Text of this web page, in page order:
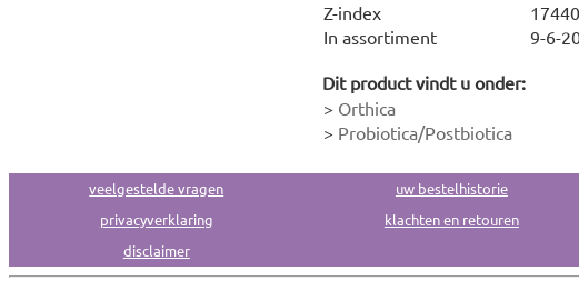
Z-index
In assortiment
9-6-
Dit product vindt u onder:
> Orthica
> Probiotica/Postbiotica
veelgestelde vragen uw bestelhistorie
privacyverklaring
klachten en retouren
disclaimer